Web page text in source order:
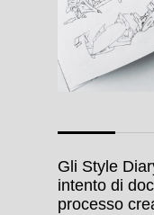
Gli Style
intento di
processo